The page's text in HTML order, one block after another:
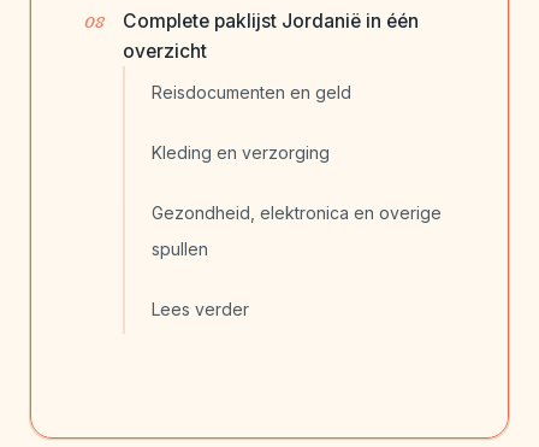
Complete paklijst Jordanië in één
overzicht
Reisdocumenten en geld
Kleding en verzorging
Gezondheid, elektronica en overige
spullen
Lees verder